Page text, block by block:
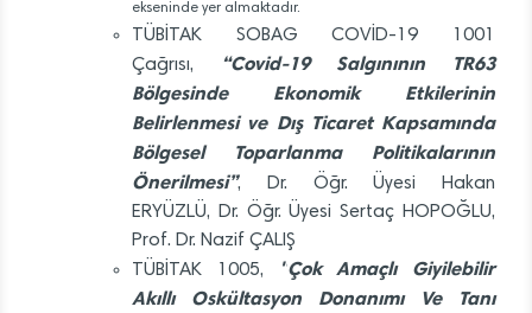
ekseninde yer almaktadır.
TÜBİTAK SOBAG COVİD-19 1001
Çağrısı,
“Covid-19 Salgınının TR63
Bölgesinde Ekonomik Etkilerinin
Belirlenmesi ve Dış Ticaret Kapsamında
Bölgesel Toparlanma Politikalarının
Önerilmesi”, Dr. Öğr. Üyesi
Hakan
ERYÜZLÜ, Dr. Öğr. Üyesi Sertaç HOPOĞLU,
Prof. Dr. Nazif ÇALIŞ
TÜBİTAK 1005,
"Çok Amaçlı Giyilebilir
Akıllı Oskültasyon Donanımı Ve Tanı